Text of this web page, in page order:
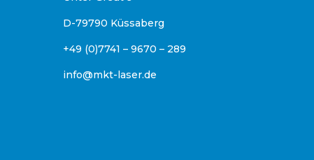
D-79790 Küssaberg
+49 (0)7741 – 9670 – 289
info@mkt-laser.de